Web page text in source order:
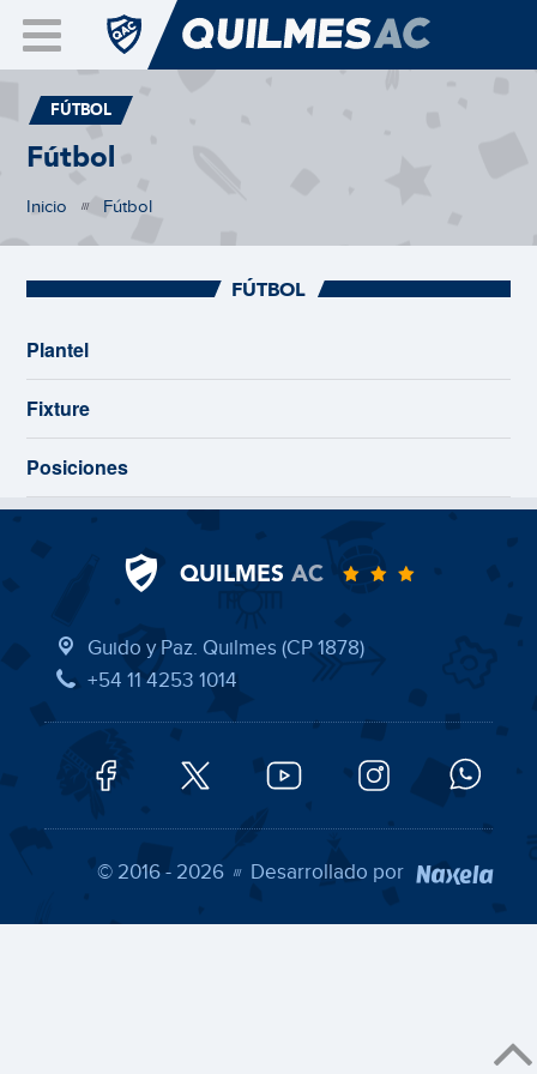
FÚTBOL
Fútbol
Inicio /// Fútbol
FÚTBOL
Plantel
Fixture
Posiciones
QUILMESAC
Guido y Paz. Quilmes (CP 1878)
+54 11 4253 1014
© 2016 - 2026 /// Desarrollado por